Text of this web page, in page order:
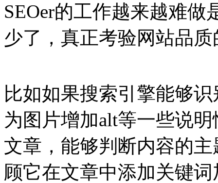
SEOer的工作越来越难
少了，真正考验网站品
比如如果搜索引擎能够
为图片增加alt等一些说
文章，能够判断内容的
顾它在文章中添加关键